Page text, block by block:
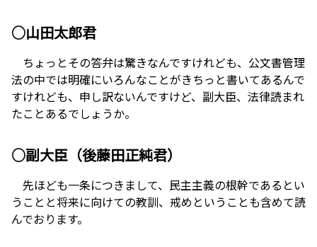
○山田太郎君
ちょっとその答弁は驚きなんですけれども、公文書管理
法の中では明確にいろんなことがきちっと書いてあるんで
すけれども、申し訳ないんですけど、副大臣、法律読まれ
たことあるでしょうか。
○副大臣（後藤田正純君）
先ほども一条につきまして、民主主義の根幹であるとい
うことと将来に向けての教訓、戒めということも含めて読
んでおります。